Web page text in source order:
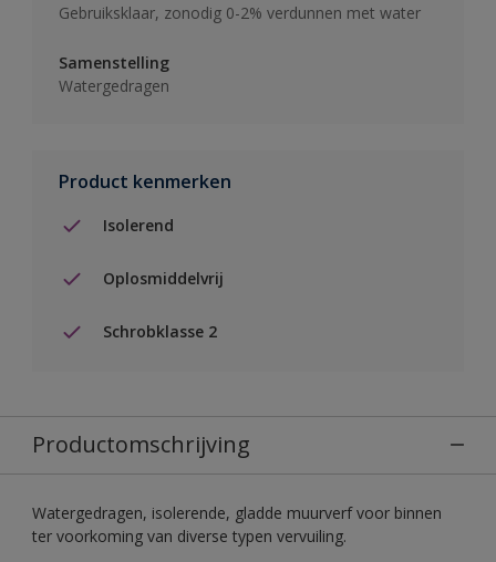
Gebruiksklaar, zonodig 0-2% verdunnen met water
Samenstelling
Watergedragen
Product kenmerken
Isolerend
Oplosmiddelvrij
Schrobklasse 2
Productomschrijving
Watergedragen, isolerende, gladde muurverf voor binnen
ter voorkoming van diverse typen vervuiling.